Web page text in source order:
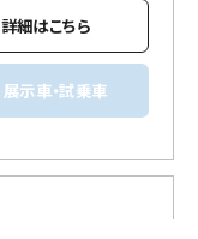
詳細はこちら
展示車・試乗車